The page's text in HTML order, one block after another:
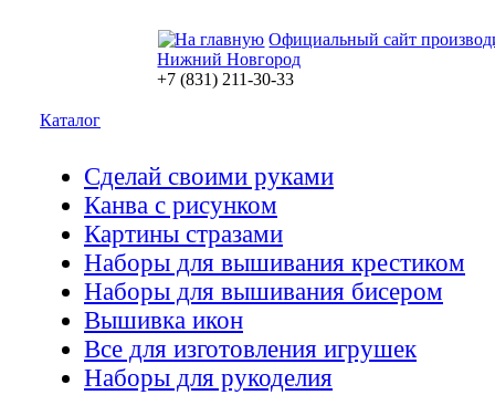
Официальный сайт
Нижний Новгород
+7 (831) 211-30-33
Каталог
Сделай своими руками
Канва с рисунком
Картины стразами
Наборы для вышивания крестиком
Наборы для вышивания бисером
Вышивка икон
Все для изготовления игрушек
Наборы для рукоделия